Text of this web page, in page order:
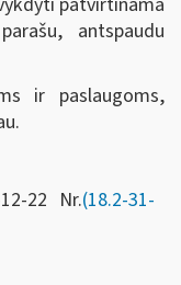
antspaudu
ir paslaugoms,
22 Nr.(18.2-31-